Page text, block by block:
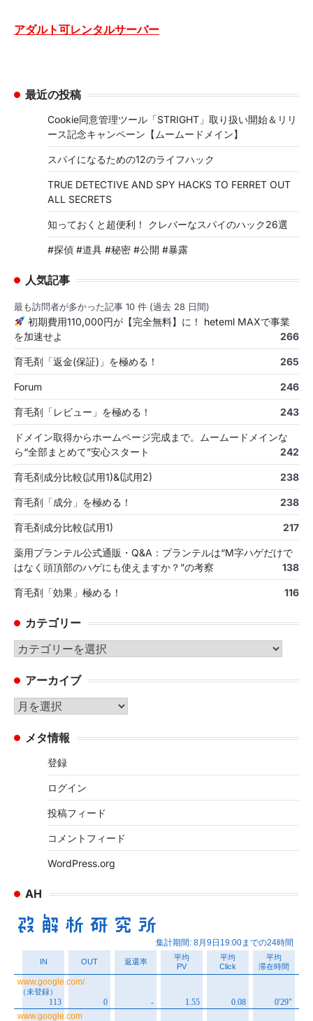
アダルト可レンタルサーバー
最近の投稿
Cookie同意管理ツール「STRIGHT」取り扱い開始＆リリ
ース記念キャンペーン【ムームードメイン】
スパイになるための12のライフハック
TRUE DETECTIVE AND SPY HACKS TO FERRET OUT
ALL SECRETS
知っておくと超便利！ クレバーなスパイのハック26選
#探偵 #道具 #秘密 #公開 #暴露
人気記事
最も訪問者が多かった記事 10 件 (過去 28 日間)
初期費用110,000円が【完全無料】に！ heteml MAXで事業
を加速せよ
266
育毛剤「返金(保証)」を極める！ 265
Forum 246
育毛剤「レビュー」を極める！ 243
ドメイン取得からホームページ完成まで。ムームードメインな
ら“全部まとめて”安心スタート
242
育毛剤成分比較(試用1)&(試用2) 238
育毛剤「成分」を極める！ 238
育毛剤成分比較(試用1) 217
薬用プランテル公式通販・Q&A：プランテルは“M字ハゲだけで
はなく頭頂部のハゲにも使えますか？”の考察
138
育毛剤「効果」極める！ 116
カテゴリー
カ
ゴ
リ
ー
アーカイブ
ア
カ メタ情報
登録
ログイン
投稿フィード
コメントフィード
WordPress.org
AH